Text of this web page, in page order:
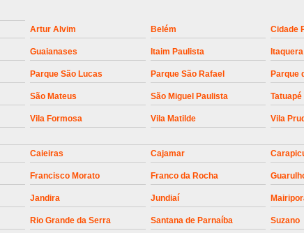
Instalação de Motor em Portão
Instalação de Motor para
Instalação de Motor
Instalação Motor Portão
Instalação de Motor de Portão
Instalação de
Instalação de Portão Automático
Instalação de Portão de
Instalação de Portão
Artur Alvim Belém Cidade
Guaianases Itaim Paulista Itaquera
Parque São Lucas Parque São Rafael Parque
São Mateus São Miguel Paulista Tatuapé
Vila Formosa Vila Matilde Vila
Caieiras Cajamar
Francisco Morato Franco da Rocha
Jandira Jundiaí
Rio Grande da Serra Santana de Parnaíba Suzano